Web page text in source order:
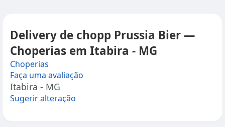
Delivery de chopp Prussia Bier —
Choperias em Itabira - MG
Choperias
Faça uma avaliação
Itabira - MG
Sugerir alteração